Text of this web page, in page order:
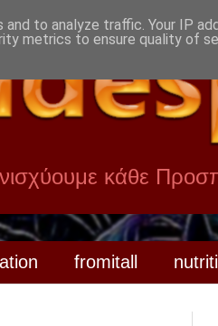
κάθε
fromitall
to analyze traffic. Your IP
metrics to ensure quality of